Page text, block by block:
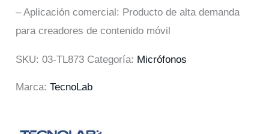
– Aplicación comercial: Producto de alta demanda
para creadores de contenido móvil
SKU:03-TL873 Categoría: Micrófonos
Marca:TecnoLab